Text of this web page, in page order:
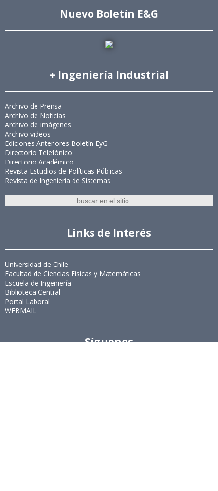
Nuevo Boletín E&G
+ Ingeniería Industrial
Archivo de Prensa
Archivo de Noticias
Archivo de Imágenes
Archivo videos
Ediciones Anteriores Boletín EyG
Directorio Telefónico
Directorio Académico
Revista Estudios de Políticas Públicas
Revista de Ingeniería de Sistemas
Links de Interés
Universidad de Chile
Facultad de Ciencias Físicas y Matemáticas
Escuela de Ingeniería
Biblioteca Central
Portal Laboral
WEBMAIL
Síguenos